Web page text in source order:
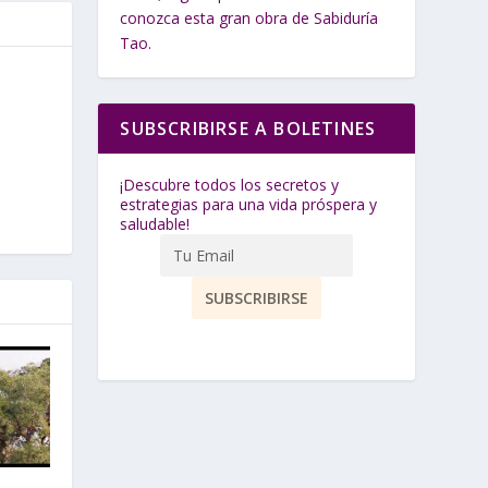
conozca esta gran obra de Sabiduría
Tao.
SUBSCRIBIRSE A BOLETINES
¡Descubre todos los secretos y
estrategias para una vida próspera y
saludable!